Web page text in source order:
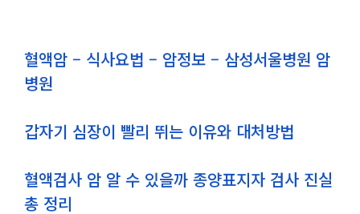
혈액암 – 식사요법 – 암정보 – 삼성서울병원 암
병원
갑자기 심장이 빨리 뛰는 이유와 대처방법
혈액검사 암 알 수 있을까 종양표지자 검사 진실
총 정리